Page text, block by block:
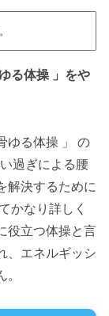
る体操 」をや
ゆる体操 」 の
過ぎによる腰
解決するために
かなり詳しく
役立つ体操と言
、エネルギッシ